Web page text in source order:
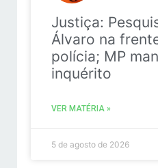
Justiça:
Álvaro na
polícia; MP
inquérito
VER MATÉRIA »
5 de agosto de 2026